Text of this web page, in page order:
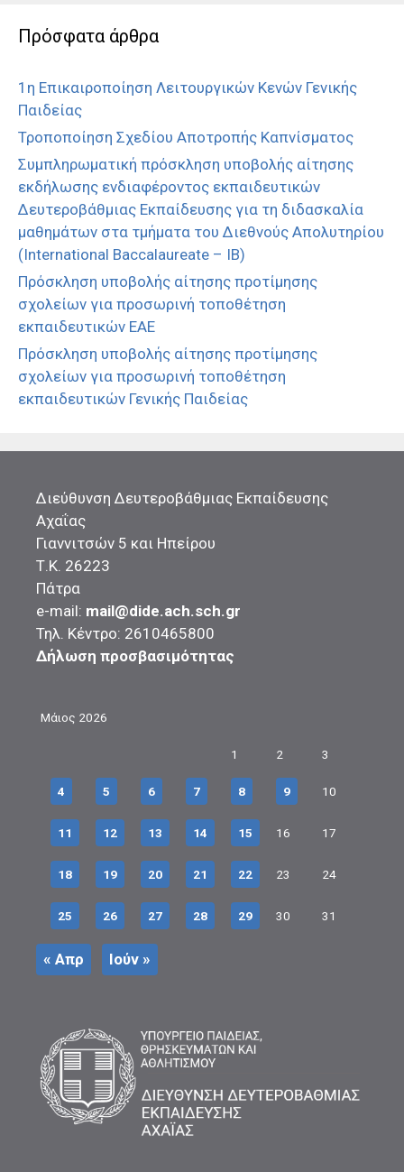
Πρόσφατα άρθρα
1η Επικαιροποίηση Λειτουργικών Κενών Γενικής
Παιδείας
Τροποποίηση Σχεδίου Αποτροπής Καπνίσματος
Συμπληρωματική πρόσκληση υποβολής αίτησης
εκδήλωσης ενδιαφέροντος εκπαιδευτικών
Δευτεροβάθμιας Εκπαίδευσης για τη διδασκαλία
μαθημάτων στα τμήματα του Διεθνούς Απολυτηρίου
(International Baccalaureate – IB)
Πρόσκληση υποβολής αίτησης προτίμησης
σχολείων για προσωρινή τοποθέτηση
εκπαιδευτικών ΕΑΕ
Πρόσκληση υποβολής αίτησης προτίμησης
σχολείων για προσωρινή τοποθέτηση
εκπαιδευτικών Γενικής Παιδείας
Διεύθυνση Δευτεροβάθμιας Εκπαίδευσης
Αχαΐας
Γιαννιτσών 5 και Ηπείρου
Τ.Κ. 26223
Πάτρα
e-mail: mail@dide.ach.sch.gr
Τηλ. Κέντρο: 2610465800
Δήλωση προσβασιμότητας
Μάιος 2026
1 2 3
4 5 6 7 8 9 10
11 12 13 14 15 16 17
18 19 20 21 22 23 24
25 26 27 28 29 30 31
« Απρ Ιούν »